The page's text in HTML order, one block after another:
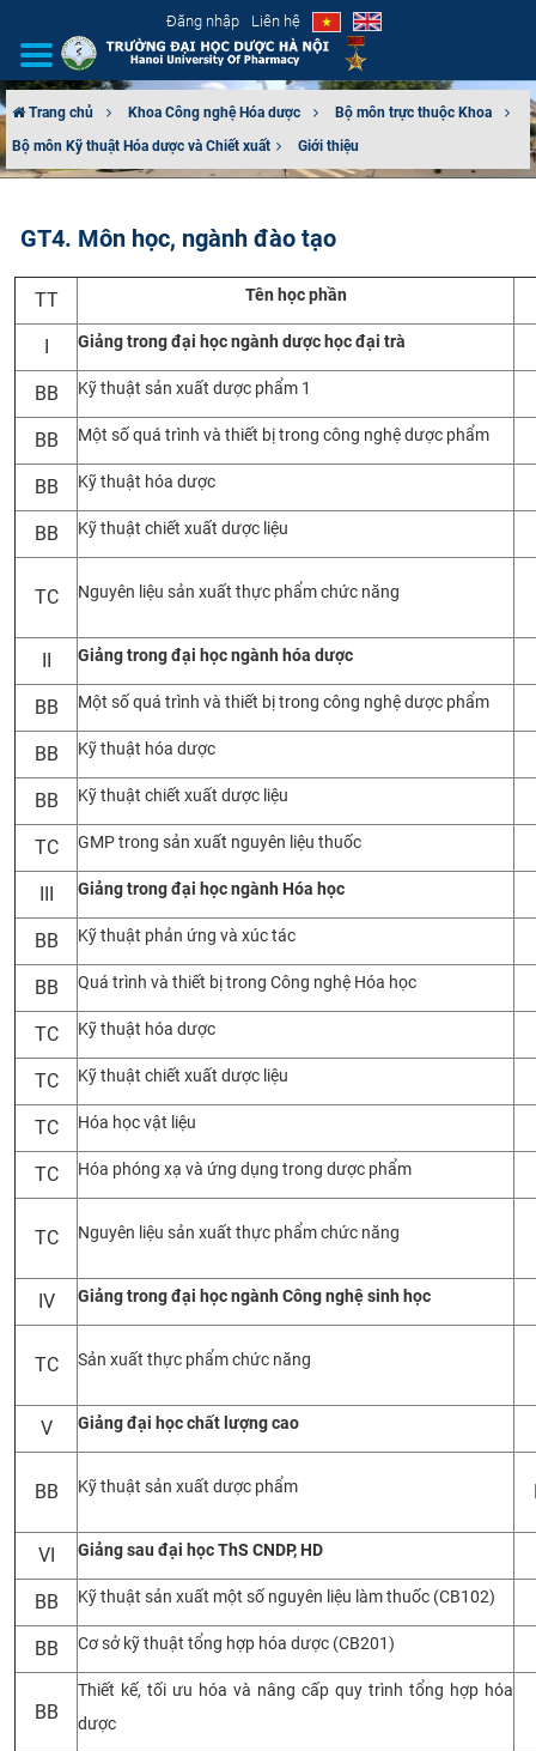
Đăng nhập Liên hệ
GIỚI THIỆU
TUYỂN SINH
ĐÀO TẠO
ĐẢM BẢO CHẤT LƯỢNG
KHOA HỌC CÔNG NGHỆ
HTQT
Trang chủ Khoa Công nghệ Hóa dược
Bộ môn trực thuộc Khoa
Bộ môn Kỹ thuật Hóa dược và Chiết xuất​
Giới thiệu
GT4. Môn học, ngành đào tạo
TT Tên học phần
I Giảng trong đại học ngành dược học đại trà
BB Kỹ thuật sản xuất dược phẩm 1
BB Một số quá trình và thiết bị trong công nghệ dược phẩm
BB Kỹ thuật hóa dược
BB Kỹ thuật chiết xuất dược liệu
TC Nguyên liệu sản xuất thực phẩm chức năng
II Giảng trong đại học ngành hóa dược
BB Một số quá trình và thiết bị trong công nghệ dược phẩm
BB Kỹ thuật hóa dược
BB Kỹ thuật chiết xuất dược liệu
TC GMP trong sản xuất nguyên liệu thuốc
III Giảng trong đại học ngành Hóa học
BB Kỹ thuật phản ứng và xúc tác
BB Quá trình và thiết bị trong Công nghệ Hóa học
TC Kỹ thuật hóa dược
TC Kỹ thuật chiết xuất dược liệu
TC Hóa học vật liệu
TC Hóa phóng xạ và ứng dụng trong dược phẩm
TC Nguyên liệu sản xuất thực phẩm chức năng
IV Giảng trong đại học ngành Công nghệ sinh học
TC Sản xuất thực phẩm chức năng
V Giảng đại học chất lượng cao
BB Kỹ thuật sản xuất dược phẩm
VI Giảng sau đại học ThS CNDP, HD
BB Kỹ thuật sản xuất một số nguyên liệu làm thuốc (CB102)
BB Cơ sở kỹ thuật tổng hợp hóa dược (CB201)
BB
Thiết kế, tối ưu hóa và nâng cấp quy trình tổng hợp hóa
dược